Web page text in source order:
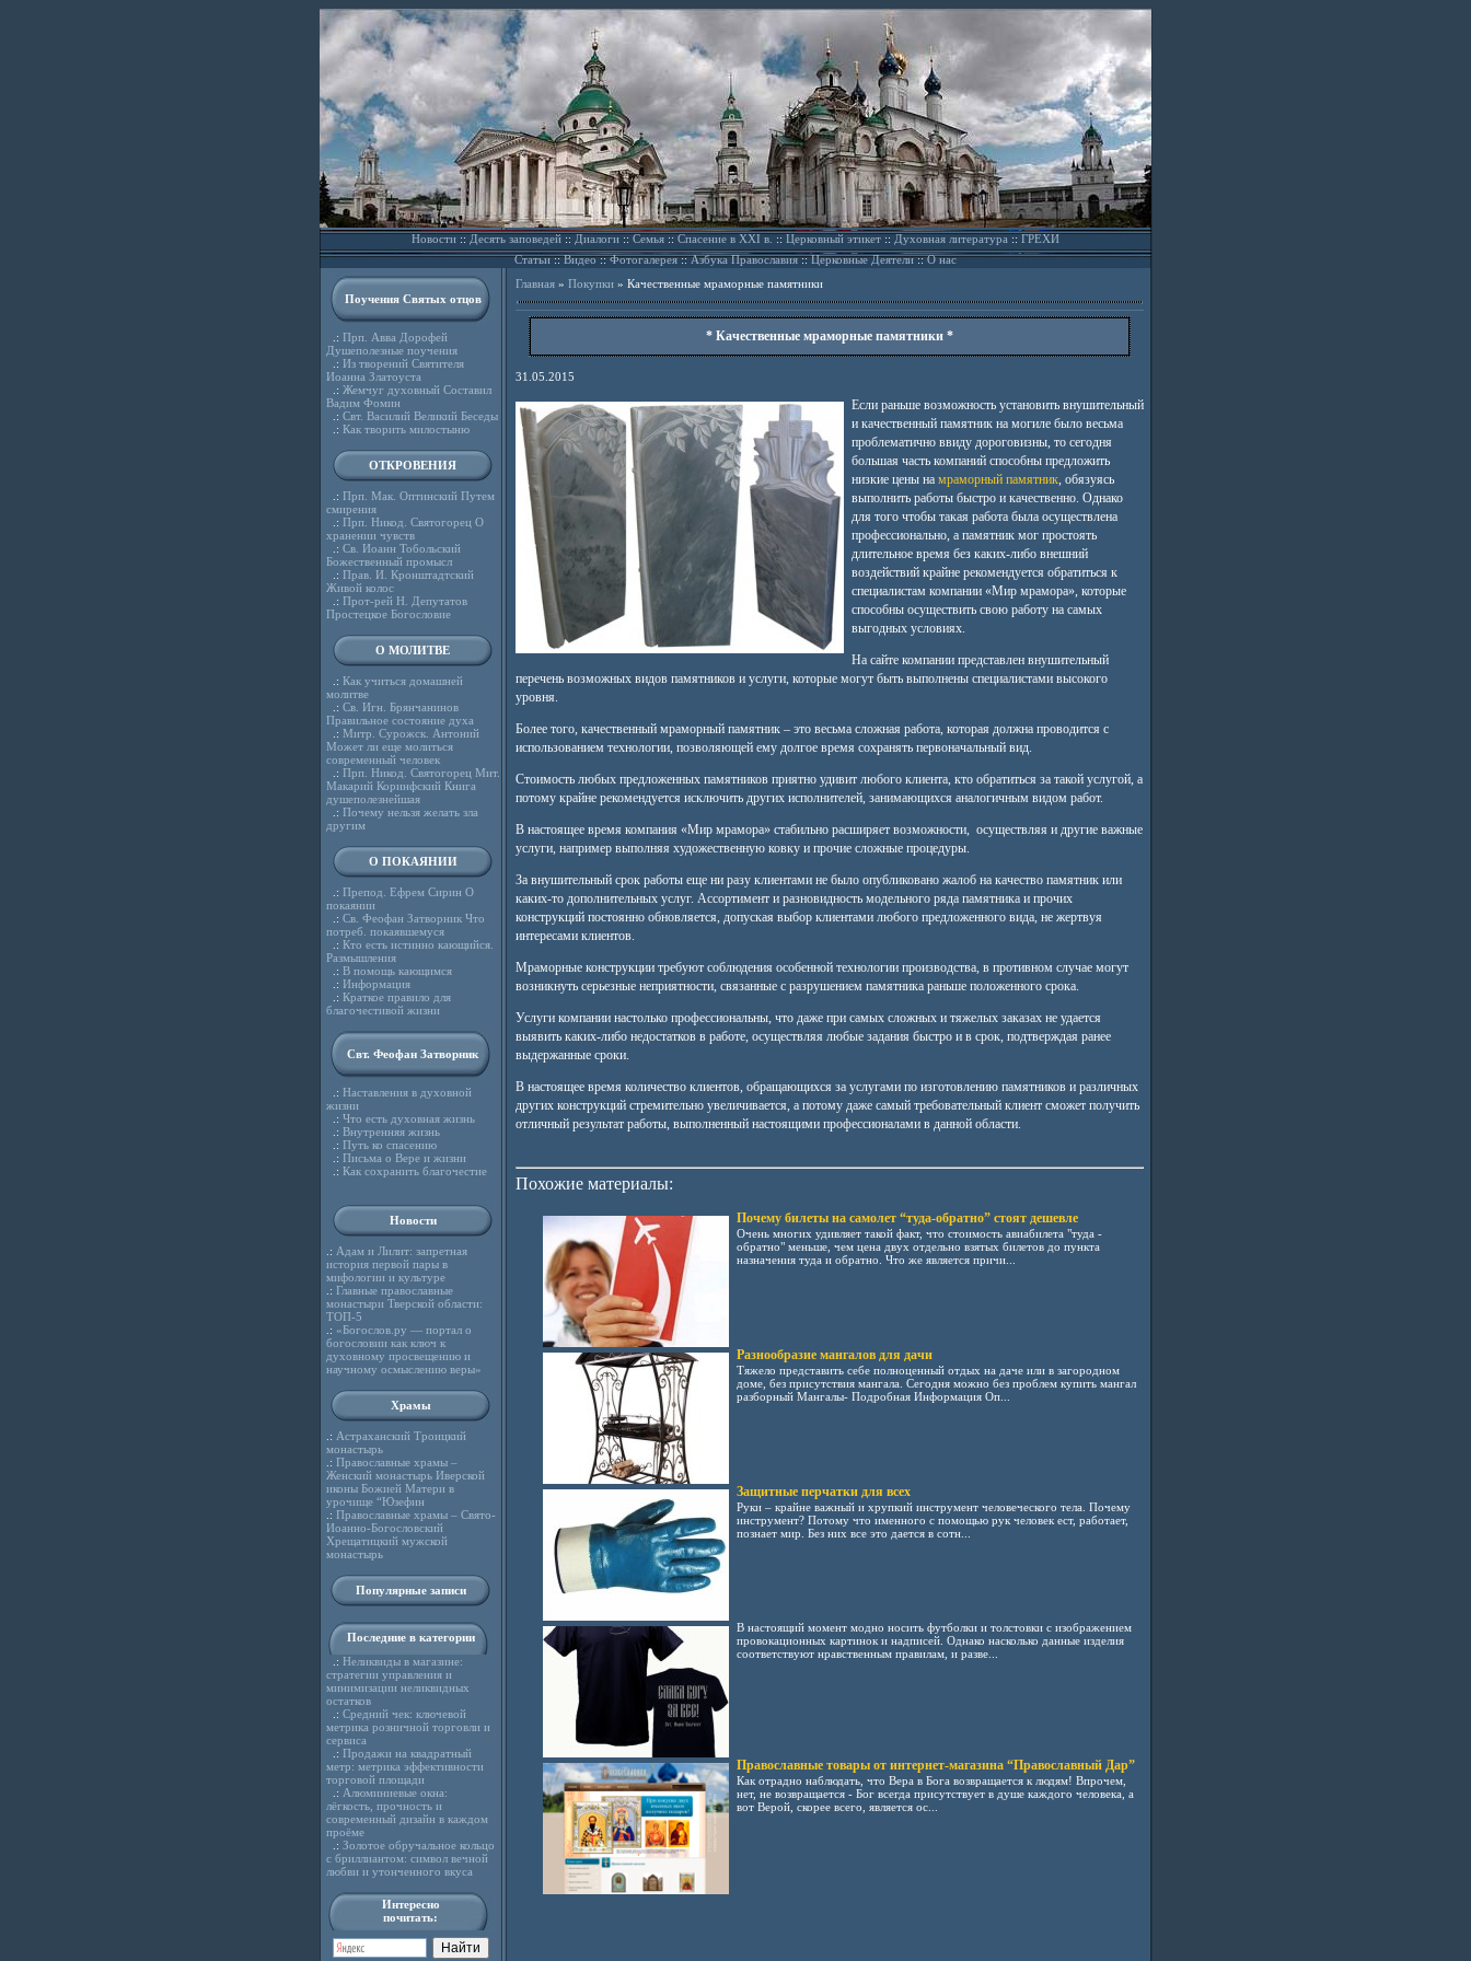
Новости::Десять заповедей::Диалоги::Семья::Спасение в XXI в.::Церковный этикет::Духовная литература::ГРЕХИ
Статьи::Видео ::Фотогалерея::Азбука Православия::Церковные Деятели::О нас
Поучения Святых отцов
.: Прп. Авва Дорофей
Душеполезные поучения
.: Из творений Святителя
Иоанна Златоуста
.: Жемчуг духовный Составил
Вадим Фомин
.: Свт. Василий Великий Беседы
.: Как творить милостыню
ОТКРОВЕНИЯ
.: Прп. Мак. Оптинский Путем
смирения
.: Прп. Никод. Святогорец О
хранении чувств
.: Св. Иоанн Тобольский
Божественный промысл
.: Прав. И. Кронштадтский
Живой колос
.: Прот-рей Н. Депутатов
Простецкое Богословие
О МОЛИТВЕ
.: Как учиться домашней
молитве
.: Св. Игн. Брянчанинов
Правильное состояние духа
.: Митр. Сурожск. Антоний
Может ли еще молиться
современный человек
.: Прп. Никод. Святогорец Мит.
Макарий Коринфский Книга
душеполезнейшая
.: Почему нельзя желать зла
другим
О ПОКАЯНИИ
.: Препод. Ефрем Сирин О
покаянии
.: Св. Феофан Затворник Что
потреб. покаявшемуся
.: Кто есть истинно кающийся.
Размышления
.: В помощь кающимся
.: Информация
.: Краткое правило для
благочестивой жизни
Свт. Феофан Затворник
.: Наставления в духовной
жизни
.: Что есть духовная жизнь
.: Внутренняя жизнь
.: Путь ко спасению
.: Письма о Вере и жизни
.: Как сохранить благочестие
Новости
.: Адам и Лилит: запретная
история первой пары в
мифологии и культуре
.: Главные православные
монастыри Тверской области:
ТОП-5
.: «Богослов.ру — портал о
богословии как ключ к
духовному просвещению и
научному осмыслению веры»
Храмы
.: Астраханский Троицкий
монастырь
.: Православные храмы –
Женский монастырь Иверской
иконы Божией Матери в
урочище “Юзефин
.: Православные храмы – Свято-
Иоанно-Богословский
Хрещатицкий мужской
монастырь
Популярные записи
Последние в категории
.: Неликвиды в магазине:
стратегии управления и
минимизации неликвидных
остатков
.: Средний чек: ключевой
метрика розничной торговли и
сервиса
.: Продажи на квадратный
метр: метрика эффективности
торговой площади
.: Алюминиевые окна:
лёгкость, прочность и
современный дизайн в каждом
проёме
.: Золотое обручальное кольцо
с бриллиантом: символ вечной
любви и утонченного вкуса
Интересно
почитать:
Главная» Покупки» Качественные мраморные памятники
* Качественные мраморные памятники *
31.05.2015
Если раньше возможность установить внушительный
и качественный памятник на могиле было весьма
проблематично ввиду дороговизны, то сегодня
большая часть компаний способны предложить
низкие цены на мраморный памятник, обязуясь
выполнить работы быстро и качественно. Однако
для того чтобы такая работа была осуществлена
профессионально, а памятник мог простоять
длительное время без каких-либо внешний
воздействий крайне рекомендуется обратиться к
специалистам компании «Мир мрамора», которые
способны осуществить свою работу на самых
выгодных условиях.
На сайте компании представлен внушительный
перечень возможных видов памятников и услуги, которые могут быть выполнены специалистами высокого
уровня.
Более того, качественный мраморный памятник – это весьма сложная работа, которая должна проводится с
использованием технологии, позволяющей ему долгое время сохранять первоначальный вид.
Стоимость любых предложенных памятников приятно удивит любого клиента, кто обратиться за такой услугой, а
потому крайне рекомендуется исключить других исполнителей, занимающихся аналогичным видом работ.
В настоящее время компания «Мир мрамора» стабильно расширяет возможности, осуществляя и другие важные
услуги, например выполняя художественную ковку и прочие сложные процедуры.
За внушительный срок работы еще ни разу клиентами не было опубликовано жалоб на качество памятник или
каких-то дополнительных услуг. Ассортимент и разновидность модельного ряда памятника и прочих
конструкций постоянно обновляется, допуская выбор клиентами любого предложенного вида, не жертвуя
интересами клиентов.
Мраморные конструкции требуют соблюдения особенной технологии производства, в противном случае могут
возникнуть серьезные неприятности, связанные с разрушением памятника раньше положенного срока.
Услуги компании настолько профессиональны, что даже при самых сложных и тяжелых заказах не удается
выявить каких-либо недостатков в работе, осуществляя любые задания быстро и в срок, подтверждая ранее
выдержанные сроки.
В настоящее время количество клиентов, обращающихся за услугами по изготовлению памятников и различных
других конструкций стремительно увеличивается, а потому даже самый требовательный клиент сможет получить
отличный результат работы, выполненный настоящими профессионалами в данной области.
Похожие материалы:
Почему билеты на самолет “туда-обратно” стоят дешевле
Очень многих удивляет такой факт, что стоимость авиабилета "туда -
обратно" меньше, чем цена двух отдельно взятых билетов до пункта
назначения туда и обратно. Что же является причи...
Разнообразие мангалов для дачи
Тяжело представить себе полноценный отдых на даче или в загородном
доме, без присутствия мангала. Сегодня можно без проблем купить мангал
разборный Мангалы- Подробная Информация Оп...
Защитные перчатки для всех
Руки – крайне важный и хрупкий инструмент человеческого тела. Почему
инструмент? Потому что именного с помощью рук человек ест, работает,
познает мир. Без них все это дается в сотн...
В настоящий момент модно носить футболки и толстовки с изображением
провокационных картинок и надписей. Однако насколько данные изделия
соответствуют нравственным правилам, и разве...
Православные товары от интернет-магазина “Православный Дар”
Как отрадно наблюдать, что Вера в Бога возвращается к людям! Впрочем,
нет, не возвращается - Бог всегда присутствует в душе каждого человека, а
вот Верой, скорее всего, является ос...